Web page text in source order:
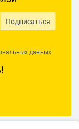
Подписаться
данных